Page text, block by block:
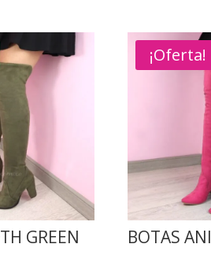
GREEN
¡Oferta!
BOTAS